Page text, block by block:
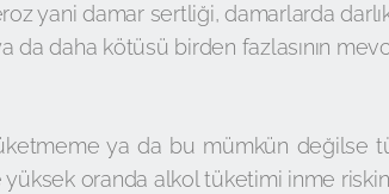
yani damar sertliği, damarlarda
da daha kötüsü birden fazlasının
ya da bu mümkün değilse
yüksek oranda alkol tüketimi inme